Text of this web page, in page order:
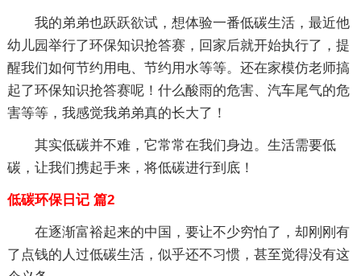
我的弟弟也跃跃欲试，想体验一番低碳生活，最近他
幼儿园举行了环保知识抢答赛，回家后就开始执行了，提
醒我们如何节约用电、节约用水等等。还在家模仿老师搞
起了环保知识抢答赛呢！什么酸雨的危害、汽车尾气的危
害等等，我感觉我弟弟真的长大了！
其实低碳并不难，它常常在我们身边。生活需要低
碳，让我们携起手来，将低碳进行到底！
低碳环保日记 篇2
在逐渐富裕起来的中国，要让不少穷怕了，却刚刚有
了点钱的人过低碳生活，似乎还不习惯，甚至觉得没有这